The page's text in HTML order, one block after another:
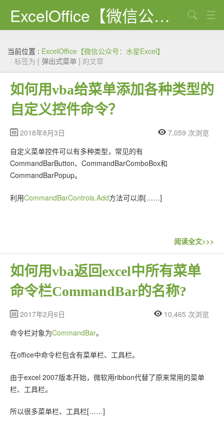
ExcelOffice【微信公众号：水星Excel】
资源下载
VBA代码大全
EXCEL VBA
Excel图表
C#
当前位置 : ExcelOffice【微信公众号：水星Excel】
/ 标签为 [ 弹出式菜单 ] 的文章
如何用vba给菜单添加各种类型的
自定义控件命令？
2018年8月3日
7,059 次浏览
自定义菜单控件可以有多种类型，常见的有
CommandBarButton、CommandBarComboBox和
CommandBarPopup。
利用CommandBarControls.Add方法可以添[……]
阅读全文>>>
如何用vba返回excel中所有菜单
命令栏CommandBar的名称?
2017年2月6日
10,465 次浏览
命令栏对象为CommandBar。
在office中命令栏包含有菜单栏、工具栏。
由于excel 2007版本开始，微软用ribbon代替了原来常用的菜单
栏、工具栏。
所以很多菜单栏、工具栏[……]